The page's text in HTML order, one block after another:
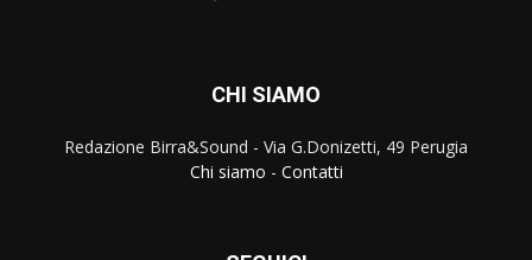
CHI SIAMO
Redazione Birra&Sound - Via G.Donizetti, 49 Perugia
Chi siamo - Contatti